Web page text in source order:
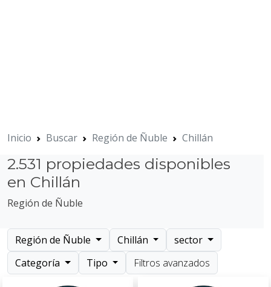
Inicio Buscar Región de Ñuble Chillán
2.531 propiedades disponibles
en Chillán
Región de Ñuble
Región de Ñuble Chillán
sector
Categoría
Tipo Filtros avanzados